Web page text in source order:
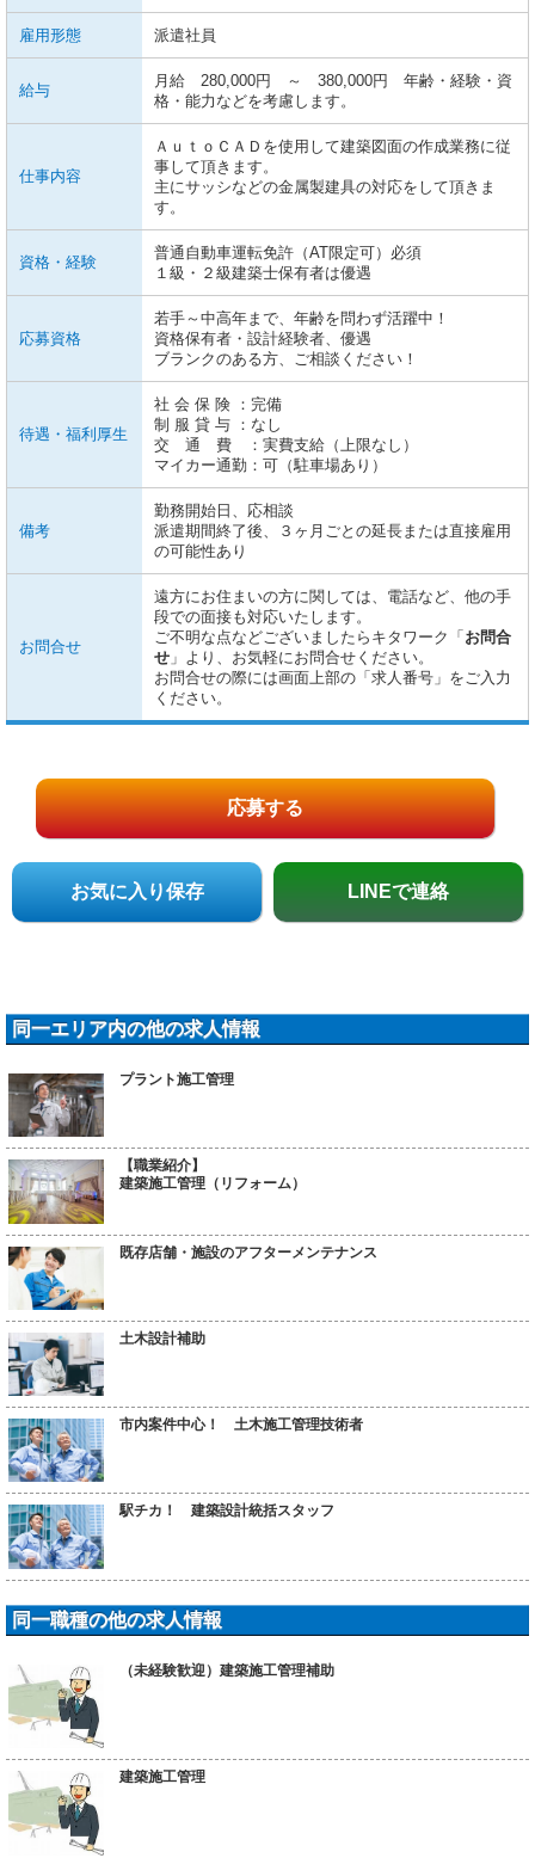
雇用形態 派遣社員
給与
月給 280,000円 ～ 380,000円 年齢・経験・資
格・能力などを考慮します。
仕事内容
ＡｕｔｏＣＡＤを使用して建築図面の作成業務に従
事して頂きます。
主にサッシなどの金属製建具の対応をして頂きま
す。
資格・経験
普通自動車運転免許（AT限定可）必須
１級・２級建築士保有者は優遇
応募資格
若手～中高年まで、年齢を問わず活躍中！
資格保有者・設計経験者、優遇
ブランクのある方、ご相談ください！
待遇・福利厚生
社 会 保 険 ：完備
制 服 貸 与 ：なし
交 通 費 ：実費支給（上限なし）
マイカー通勤：可（駐車場あり）
備考
勤務開始日、応相談
派遣期間終了後、３ヶ月ごとの延長または直接雇用
の可能性あり
お問合せ
遠方にお住まいの方に関しては、電話など、他の手
段での面接も対応いたします。
ご不明な点などございましたらキタワーク「 お問合
せ 」より、お気軽にお問合せください。
お問合せの際には画面上部の「求人番号」をご入力
ください。
応募する
お気に入り保存 LINEで連絡
同一エリア内の他の求人情報
プラント施工管理
【職業紹介】
建築施工管理（リフォーム）
既存店舗・施設のアフターメンテナンス
土木設計補助
市内案件中心！ 土木施工管理技術者
駅チカ！ 建築設計統括スタッフ
同一職種の他の求人情報
（未経験歓迎）建築施工管理補助
建築施工管理